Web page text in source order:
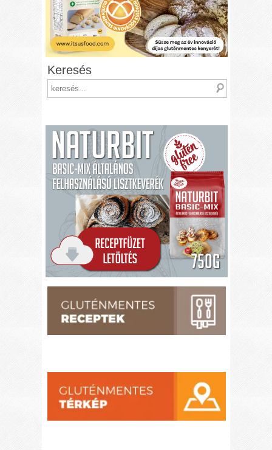
Keresés